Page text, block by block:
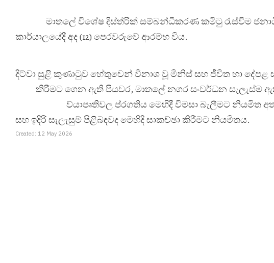
මාතලේ විශේෂ දිස්ත්රික් සම්බන්ධීකරණ කමිටු රැස්වීම
කාර්යාලයේදී අද (12) පෙරවරුවේ ආරම්භ විය.
දිට්වා සුළි කුණාටුව හේතුවෙන් විනාශ වූ මිනිස් සහ ජීවිත හා දේපළ
කිරීමට ගෙන ඇති පියවර, මාතලේ නගර සංවර්ධන සැලැස්ම
ව්යාපෘතිවල ප්රගතිය මෙහිදී විමසා බැලීමට නියමිත
සහ ඉදිරි සැලැසුම් පිළිබඳවද මෙහිදි සාකච්ඡා කිරීමට නියමිතය.
Created: 12 May 2026